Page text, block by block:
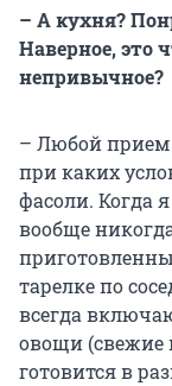
– А кухня?
Наверное, это
непривычное?
– Любой
при каких
фасоли. Когда
вообще
тарелке по
всегда
овощи (свежие
готовится в